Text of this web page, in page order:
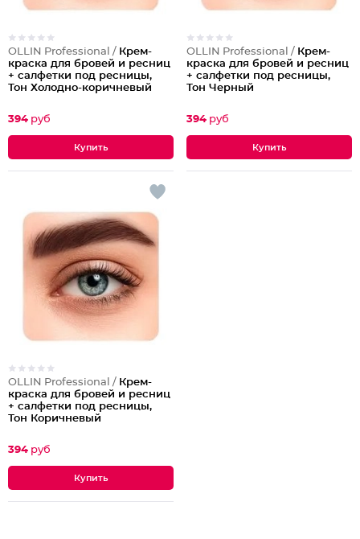
OLLIN Professional / Крем-
краска для бровей и ресниц
+ салфетки под ресницы,
Тон Холодно-коричневый
394 руб
OLLIN Professional / Крем-
краска для бровей и ресниц
+ салфетки под ресницы,
Тон Черный
394 руб
OLLIN Professional / Крем-
краска для бровей и ресниц
+ салфетки под ресницы,
Тон Коричневый
394 руб